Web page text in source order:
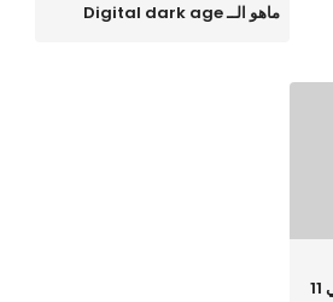
ماهو الــ Digital dark age
تعلم تصميم تطبيقات اندرويد في 11